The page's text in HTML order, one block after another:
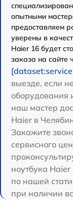
опытными
предоставляем
уверены в
Haier 16 будет
заказа на сайте
выезде, если
оборудования
наш мастер
Haier в
Закажите
сервисного
ноутбука
по нашей
при наличии